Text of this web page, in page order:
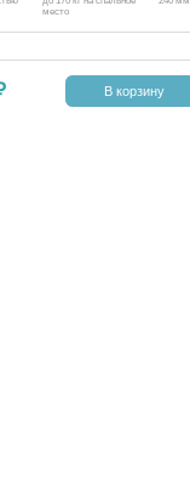
место
В корзину